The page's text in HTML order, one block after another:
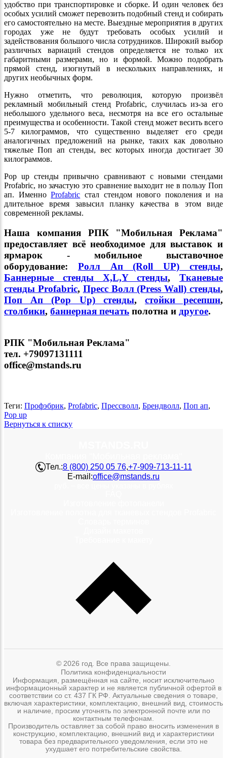
удобство при транспортировке и сборке. И один человек без
особых усилий сможет перевозить подобный стенд и собирать
его самостоятельно на месте. Выездные мероприятия в других
городах уже не будут требовать особых усилий и
задействования большого числа сотрудников. Широкий выбор
различных вариаций стендов определяется не только их
габаритными размерами, но и формой. Можно подобрать
прямой стенд, изогнутый в нескольких направлениях, и
других необычных форм.
Нужно отметить, что революция, которую произвёл
рекламный мобильный стенд Profabric, случилась из-за его
небольшого удельного веса, несмотря на все его остальные
преимущества и особенности. Такой стенд может весить всего
5-7 килограммов, что существенно выделяет его среди
аналогичных предложений на рынке, таких как довольно
тяжелые Поп ап стенды, вес которых иногда достигает 30
килограммов.
Pop up стенды привычно сравнивают с новыми стендами
Profabric, но зачастую это сравнение выходит не в пользу Поп
ап. ИменноProfabric стал стендом нового поколения и на
длительное время завысил планку качества в этом виде
современной рекламы.
Наша компания РПК "Мобильная Реклама"
предоставляет всё необходимое для выставок и
ярмарок - мобильное выставочное
оборудование: Ролл Ап (Roll UP) стенды,
Баннерные стенды X,L,Y стенды, Тканевые
стенды Profabric, Пресс Волл (Press Wall) стенды,
Поп Ап (Pop Up) стенды, стойки ресепшн,
столбики, баннерная печать полотна и другое.
РПК "Мобильная Реклама"
тел. +79097131111
office@mstands.ru
Теги: Профэбрик, Profabric, Прессволл, Брендволл, Поп ап,
Pop up
Вернуться к списку
Тел.:8 (800) 250 05 76,+7-909-713-11-11
E-mail:office@mstands.ru
© 2026 год. Все права защищены.
Политика конфиденциальности
Информация, размещённая на сайте, носит исключительно
информационный характер и не является публичной офертой в
соответствии со ст. 437 ГК РФ. Актуальные сведения о товаре,
включая характеристики, комплектацию, внешний вид, стоимость
и наличие, просим уточнять по электронной почте или по
контактным телефонам.
Производитель оставляет за собой право вносить изменения в
конструкцию, комплектацию, внешний вид и характеристики
товара без предварительного уведомления, если это не
ухудшает его потребительские свойства.